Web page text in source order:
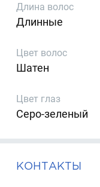
Длина волос
Длинные
Цвет волос
Шатен
Цвет глаз
Серо-зеленый
КОНТАКТЫ